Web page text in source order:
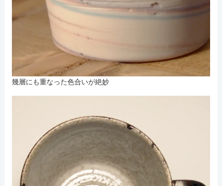
幾層にも重なった色合いが絶妙